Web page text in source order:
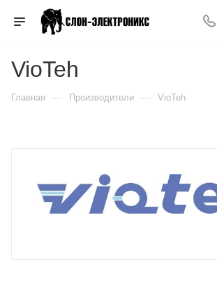
VioTeh
Главная — Производители — VioTeh